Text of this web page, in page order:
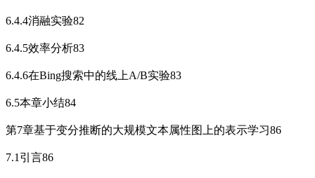
6.4.4消融实验82
6.4.5效率分析83
6.4.6在Bing搜索中的线上A/B实验83
6.5本章小结84
第7章基于变分推断的大规模文本属性图上的表示学习86
7.1引言86